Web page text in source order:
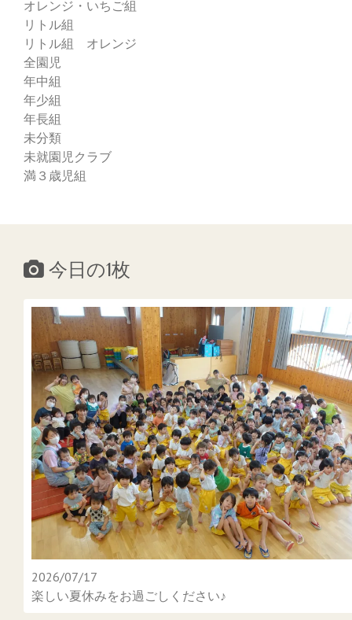
オレンジ・いちご組
リトル組
リトル組 オレンジ
全園児
年中組
年少組
年長組
未分類
未就園児クラブ
満３歳児組
今日の1枚
2026/07/17
楽しい夏休みをお過ごしください♪